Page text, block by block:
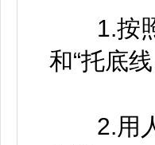
1.按照“
和“托底
2.用人